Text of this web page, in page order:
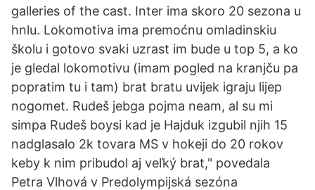
galleries of the cast. Inter ima skoro 20 sezona u
hnlu. Lokomotiva ima premoćnu omladinskiu
školu i gotovo svaki uzrast im bude u top 5, a ko
je gledal lokomotivu (imam pogled na kranjču pa
popratim tu i tam) brat bratu uvijek igraju lijep
nogomet. Rudeš jebga pojma neam, al su mi
simpa Rudeš boysi kad je Hajduk izgubil njih 15
nadglasalo 2k tovara MS v hokeji do 20 rokov
keby k nim pribudol aj veľký brat," povedala
Petra Vlhová v Predolympijská sezóna